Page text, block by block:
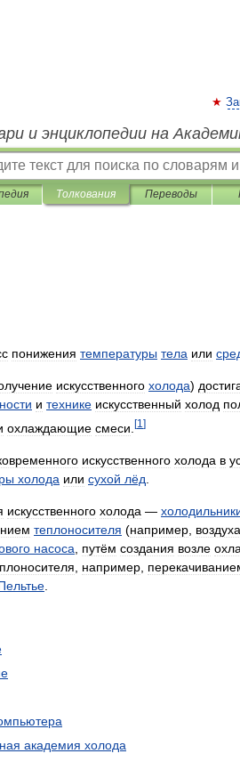
и энциклопедии на
Толкования Переводы
понижения температуры тела или
искусственного холода)
и технике искусственный холод
охлаждающие смеси [1 ]
искусственного холода в
холода или сухой лёд
искусственного холода —
теплоносителя (например воздуха
насоса путём создания возле
например
академия холода